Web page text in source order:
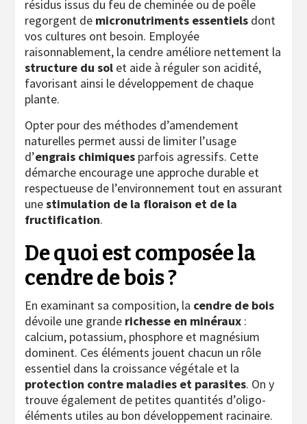
résidus issus du feu de cheminée ou de poêle
regorgent de micronutriments essentiels dont
vos cultures ont besoin. Employée
raisonnablement, la cendre améliore nettement la
structure du sol et aide à réguler son acidité,
favorisant ainsi le développement de chaque
plante.
Opter pour des méthodes d’amendement
naturelles permet aussi de limiter l’usage
d’engrais chimiques parfois agressifs. Cette
démarche encourage une approche durable et
respectueuse de l’environnement tout en assurant
unestimulation de la floraison et de la
fructification.
De quoi est composée la
cendre de bois ?
En examinant sa composition, la cendre de bois
dévoile une grande richesse en minéraux :
calcium, potassium, phosphore et magnésium
dominent. Ces éléments jouent chacun un rôle
essentiel dans la croissance végétale et la
protection contre maladies et parasites. On y
trouve également de petites quantités d’oligo-
éléments utiles au bon développement racinaire.